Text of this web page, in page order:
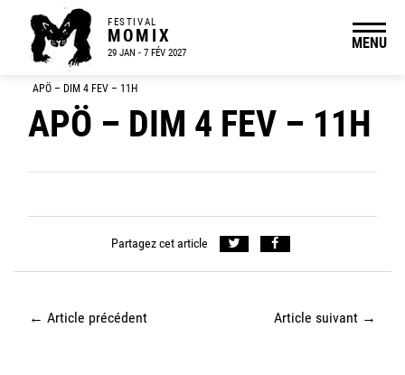
FESTIVAL
MOMIX
29 JAN - 7 FÉV 2027
MENU
APÖ – DIM 4 FEV – 11H
APÖ – DIM 4 FEV – 11H
Partagez cet article
← Article précédent Article suivant →